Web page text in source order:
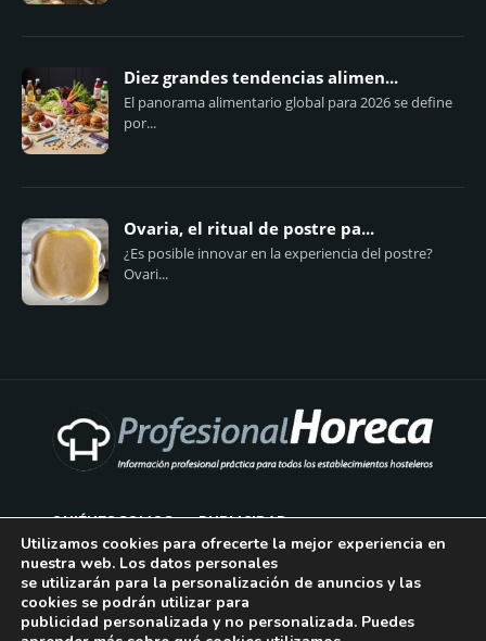
Diez grandes tendencias alimen...
El panorama alimentario global para 2026 se define
por...
Ovaria, el ritual de postre pa...
¿Es posible innovar en la experiencia del postre?
Ovari...
QUIÉNES SOMOS PUBLICIDAD
AVISO LEGAL
POLÍTICA DE COOKIES
Utilizamos cookies para ofrecerte la mejor experiencia en
nuestra web. Los datos personales
se utilizarán para la personalización de anuncios y las
cookies se podrán utilizar para
publicidad personalizada y no personalizada. Puedes